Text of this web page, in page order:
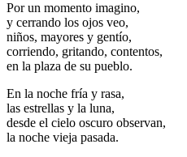
Por un momento imagino,
y cerrando los ojos veo,
niños, mayores y gentío,
corriendo, gritando, contentos,
en la plaza de su pueblo.
En la noche fría y rasa,
las estrellas y la luna,
desde el cielo oscuro observan,
la noche vieja pasada.